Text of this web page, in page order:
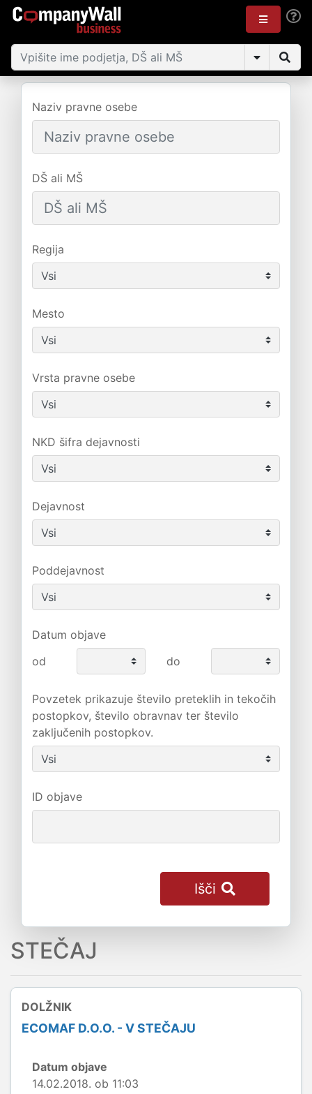
Naziv pravne osebe
DŠ ali MŠ
Regija
Mesto
Vrsta pravne osebe
NKD šifra dejavnosti
Dejavnost
Poddejavnost
Datum objave
od
do
Povzetek prikazuje število preteklih in tekočih
postopkov, število obravnav ter število
zaključenih postopkov.
ID objave
Išči
STEČAJ
DOLŽNIK
ECOMAF D.O.O. - V STEČAJU
Datum objave
14.02.2018. ob 11:03